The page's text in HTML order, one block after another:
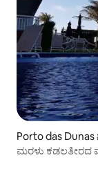
Porto das
ಮರಳು ಕಡಲತೀರದ